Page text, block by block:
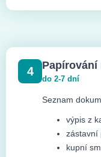
4 Papírování
do 2-7 dní
Seznam
výpis z
zástavní
kupní